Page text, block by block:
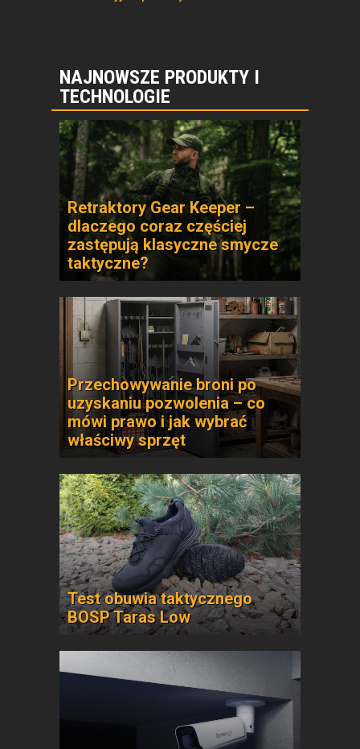
NAJNOWSZE PRODUKTY I
TECHNOLOGIE
Retraktory Gear Keeper –
dlaczego coraz częściej
zastępują klasyczne smycze
taktyczne?
Przechowywanie broni po
uzyskaniu pozwolenia – co
mówi prawo i jak wybrać
właściwy sprzęt
Test obuwia taktycznego
BOSP Taras Low